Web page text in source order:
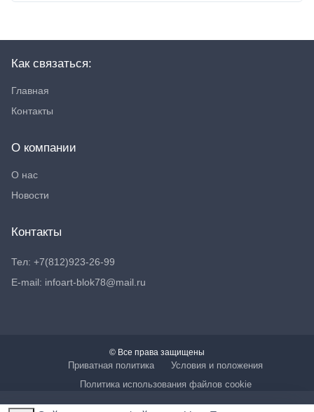
Как связаться:
Главная
Контакты
О компании
О нас
Новости
Контакты
Тел: +7(812)923-26-99
E-mail: infoart-blok78@mail.ru
© Все права защищены
Приватная политика
Условия и положения
Политика использования файлов cookie